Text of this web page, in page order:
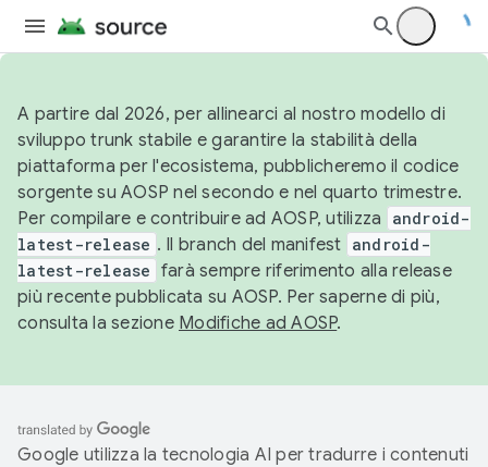
A partire dal 2026, per allinearci al nostro modello di
sviluppo trunk stabile e garantire la stabilità della
piattaforma per l'ecosistema, pubblicheremo il codice
sorgente su AOSP nel secondo e nel quarto trimestre.
Per compilare e contribuire ad AOSP, utilizza
android-
latest-release . Il branch del manifest android-
latest-release farà sempre riferimento alla release
più recente pubblicata su AOSP. Per saperne di più,
consulta la sezione Modifiche ad AOSP.
Google utilizza la tecnologia AI per tradurre i contenuti